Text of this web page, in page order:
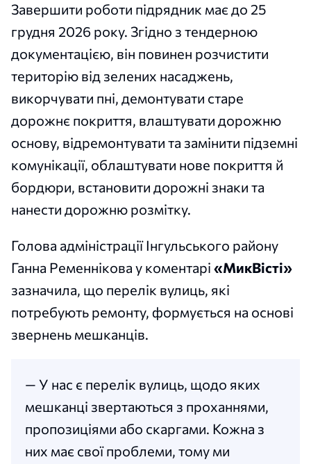
Завершити роботи підрядник має до 25
грудня 2026 року. Згідно з тендерною
документацією, він повинен розчистити
територію від зелених насаджень,
викорчувати пні, демонтувати старе
дорожнє покриття, влаштувати дорожню
основу, відремонтувати та замінити підземні
комунікації, облаштувати нове покриття й
бордюри, встановити дорожні знаки та
нанести дорожню розмітку.
Голова адміністрації Інгульського району
Ганна Ременнікова у коментарі «МикВісті»
зазначила, що перелік вулиць, які
потребують ремонту, формується на основі
звернень мешканців.
— У нас є перелік вулиць, щодо яких
мешканці звертаються з проханнями,
пропозиціями або скаргами. Кожна з
них має свої проблеми, тому ми